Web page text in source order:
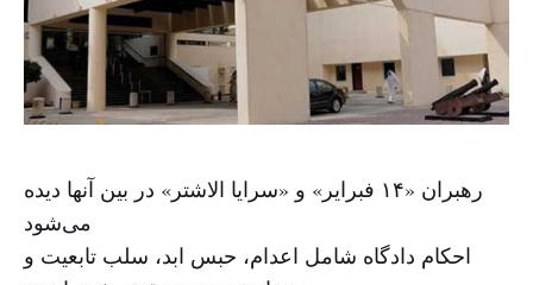
رهبران «۱۴ فبرایر» و «سرایا الاشتر» در بین آنها دیده
می‌شود
احکام دادگاه شامل اعدام، حبس ابد، سلب تابعیت و